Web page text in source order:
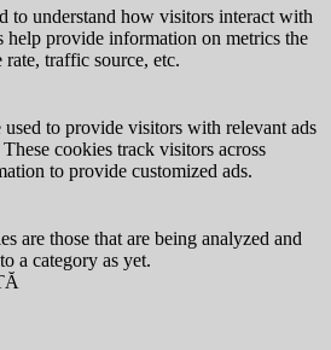
to understand how visitors interact with
help provide information on metrics the
traffic source, etc.
to provide visitors with relevant ads
cookies track visitors across
to provide customized ads.
are those that are being analyzed and
a category as yet.